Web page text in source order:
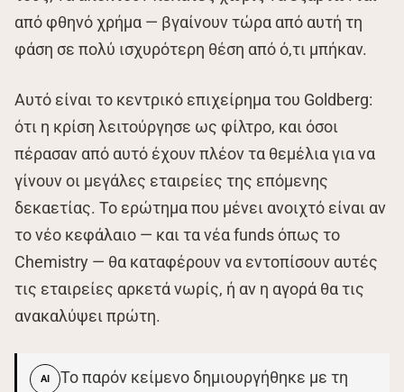
από φθηνό χρήμα — βγαίνουν τώρα από αυτή τη
φάση σε πολύ ισχυρότερη θέση από ό,τι μπήκαν.
Αυτό είναι το κεντρικό επιχείρημα του Goldberg:
ότι η κρίση λειτούργησε ως φίλτρο, και όσοι
πέρασαν από αυτό έχουν πλέον τα θεμέλια για να
γίνουν οι μεγάλες εταιρείες της επόμενης
δεκαετίας. Το ερώτημα που μένει ανοιχτό είναι αν
το νέο κεφάλαιο — και τα νέα funds όπως το
Chemistry — θα καταφέρουν να εντοπίσουν αυτές
τις εταιρείες αρκετά νωρίς, ή αν η αγορά θα τις
ανακαλύψει πρώτη.
AI
Το παρόν κείμενο δημιουργήθηκε με τη